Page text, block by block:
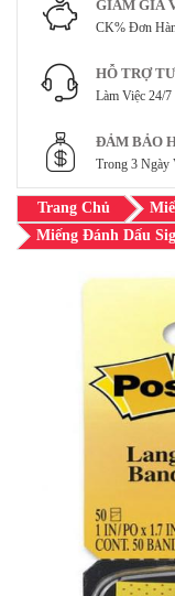
GIẢM GIÁ
CK% Đơn
HỖ TRỢ
Làm Việc 24/7
ĐẢM BẢO
Trong 3 Ngày
Trang Chủ
Miếng Đánh Dấu